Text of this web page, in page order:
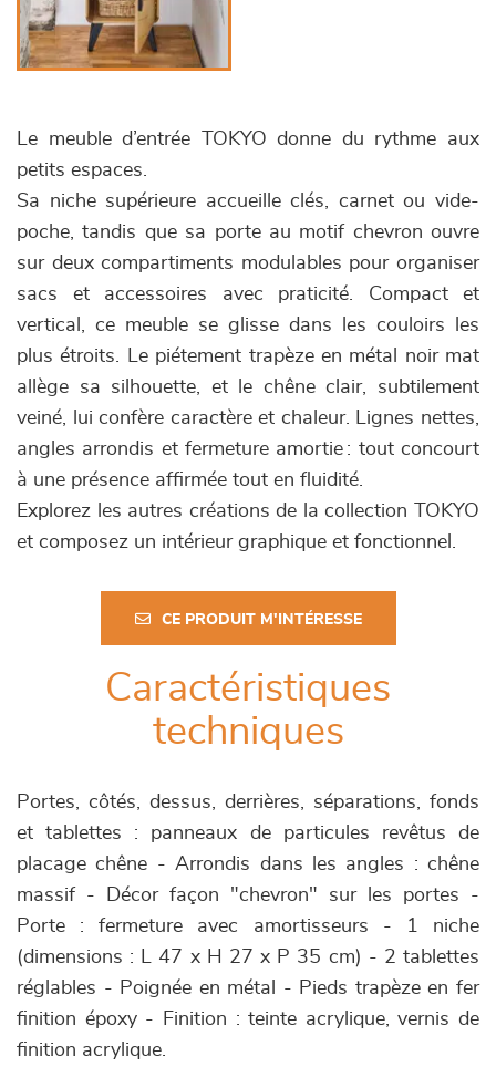
Le meuble d’entrée TOKYO donne du rythme aux
petits espaces.
Sa niche supérieure accueille clés, carnet ou vide-
poche, tandis que sa porte au motif chevron ouvre
sur deux compartiments modulables pour organiser
sacs et accessoires avec praticité. Compact et
vertical, ce meuble se glisse dans les couloirs les
plus étroits. Le piétement trapèze en métal noir mat
allège sa silhouette, et le chêne clair, subtilement
veiné, lui confère caractère et chaleur. Lignes nettes,
angles arrondis et fermeture amortie : tout concourt
à une présence affirmée tout en fluidité.
Explorez les autres créations de la collection TOKYO
et composez un intérieur graphique et fonctionnel.
CE PRODUIT M'INTÉRESSE
Caractéristiques
techniques
Portes, côtés, dessus, derrières, séparations, fonds
et tablettes : panneaux de particules revêtus de
placage chêne - Arrondis dans les angles : chêne
massif - Décor façon "chevron" sur les portes -
Porte : fermeture avec amortisseurs - 1 niche
(dimensions : L 47 x H 27 x P 35 cm) - 2 tablettes
réglables - Poignée en métal - Pieds trapèze en fer
finition époxy - Finition : teinte acrylique, vernis de
finition acrylique.